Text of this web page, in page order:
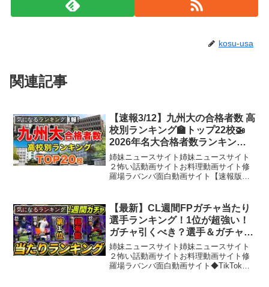
kosu-usa
関連記事
気になるランキング
【速報3/12】九州大の合格者数 高
校別ランキング🏫トップ22校🚁
2026年名大合格者数ランキング
（2026年3月12日時点）出身有名
人も掲載！【空から見る】
姉妹ニュースサイト姉妹ニュースサイト
２怖い話動画サイトお料理動画サイト修
羅場ラバンバ面白動画サイト【速報版
大学合格実績をチェックして、大学進学
を見据えた...
気になるランキング
【最新】CL週間FPガチャ当たり
選手ランキング！1位が超強い！
ガチャ引くべき？選手＆ガチャ評
価まで徹底解説！【eFootball,イ
ーフットボール,イーフト】
姉妹ニュースサイト姉妹ニュースサイト
２怖い話動画サイトお料理動画サイト修
羅場ラバンバ面白動画サイト◆TikTokも